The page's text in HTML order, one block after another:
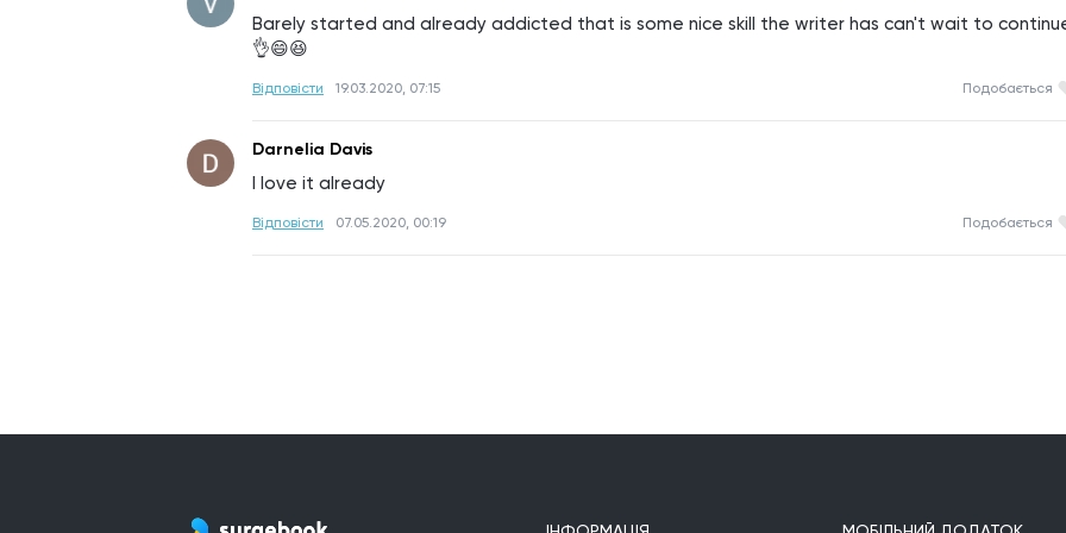
Barely started and already addicted that is some nice skill the writer has can't wait to
👌😄😆
Відповісти 19.03.2020, 07:15 Подобається
Darnelia Davis
I love it already
Відповісти 07.05.2020, 00:19 Подобається